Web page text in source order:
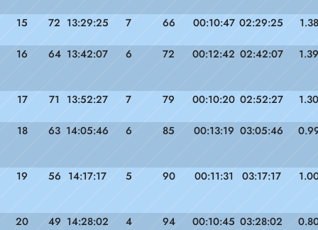
15 72 13:29:25 7 66 00:10:47 02:29:25 1.38
16 64 13:42:07 6 72 00:12:42 02:42:07 1.39
17 71 13:52:27 7 79 00:10:20 02:52:27 1.30
18 63 14:05:46 6 85 00:13:19 03:05:46
19 56 14:17:17 5 90 00:11:31 03:17:17
20 49 14:28:02 4 94 00:10:45 03:28:02